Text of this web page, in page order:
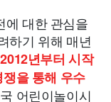
에 대한 관심을
하기 위해 매년
년부터 시작
을 통해 우수
어린이놀이시